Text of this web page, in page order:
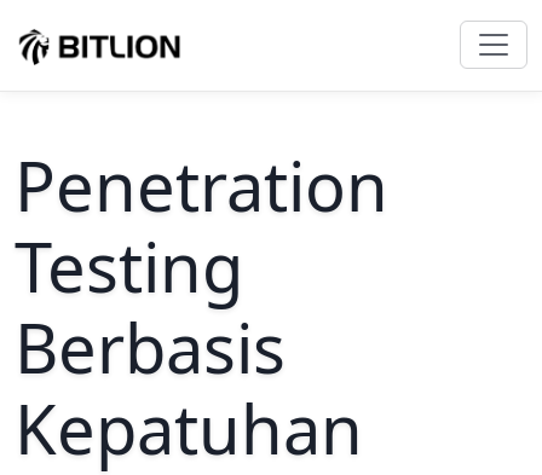
Penetration
Testing
Berbasis
Kepatuhan